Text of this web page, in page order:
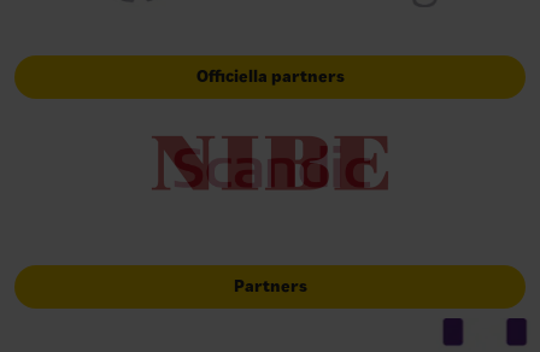
Officiella partners
Partners